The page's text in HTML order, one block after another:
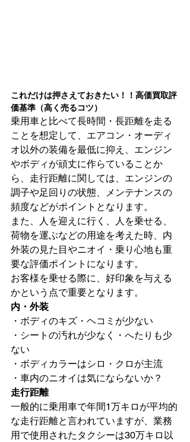
これだけは押さえておきたい！！高価買取評
価基準（高く売るコツ）
乗用車と比べて長時間・長距離を走る
ことを想定して、エアコン・オーディ
オ以外の装備を最低に抑え、エンジン
やボディが頑丈に作らていることか
ら、走行距離に関しては、エンジンの
調子や足回りの状態、メンテナンスの
頻度などがポイントとなります。
また、人を迎えに行く、人を乗せる、
荷物を運ぶなどの用途を考えた時、内
外装の見た目やニオイ・乗り心地も重
要な評価ポイントになります。
お客様を乗せる際に、好印象を与える
かという点で重要となります。
内・外装
・ボディのキズ・ヘコミが少ない
・シートの汚れが少なく・へたりも少
ない
・ボディカラーはシロ・クロが主流
・車内のニオイは気にならないか？
走行距離
一般的に乗用車で年間1万キロが平均的
な走行距離と言われていますが、業務
用で使用されたタクシーは30万キロ以